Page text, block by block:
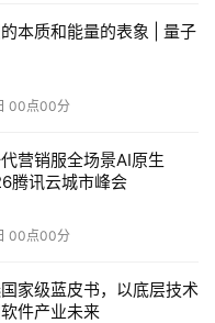
无缝对接企业内部
云测全球云真机方案
部署模式适配不同合规
Testin云测提供公有云按
本质和能量的表象 | 量子
00点00分
营销服全场景AI原生
腾讯云城市峰会
00点00分
家级蓝皮书，以底层技术
件产业未来